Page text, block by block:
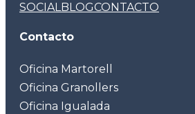
SOCIALBLOGCONTACTO
Contacto
Oficina Martorell
Oficina Granollers
Oficina Igualada